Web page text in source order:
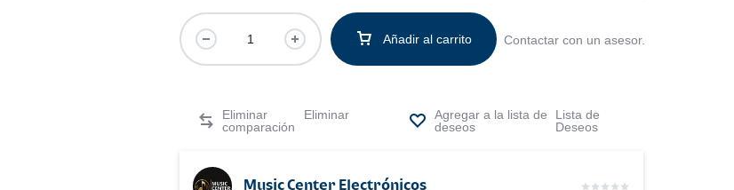
Añadir al carrito Contactar con un asesor.
Eliminar
Lista de
Deseos
Music Center Electrónicos